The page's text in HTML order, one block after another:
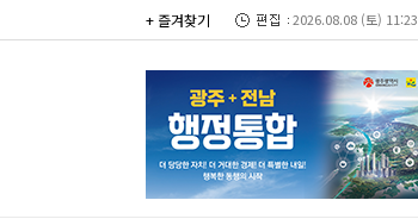
+ 즐겨찾기 2026.08.08 (토) 11:23